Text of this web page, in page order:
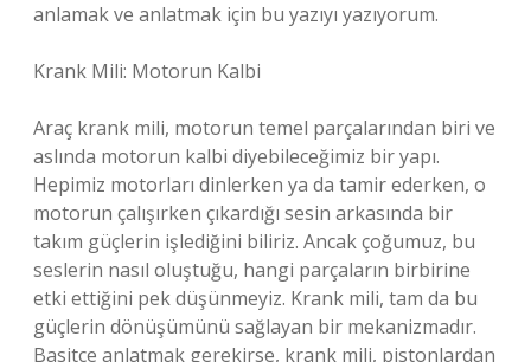
anlamak ve anlatmak için bu yazıyı yazıyorum.
Krank Mili: Motorun Kalbi
Araç krank mili, motorun temel parçalarından biri ve
aslında motorun kalbi diyebileceğimiz bir yapı.
Hepimiz motorları dinlerken ya da tamir ederken, o
motorun çalışırken çıkardığı sesin arkasında bir
takım güçlerin işlediğini biliriz. Ancak çoğumuz, bu
seslerin nasıl oluştuğu, hangi parçaların birbirine
etki ettiğini pek düşünmeyiz. Krank mili, tam da bu
güçlerin dönüşümünü sağlayan bir mekanizmadır.
Basitçe anlatmak gerekirse, krank mili, pistonlardan